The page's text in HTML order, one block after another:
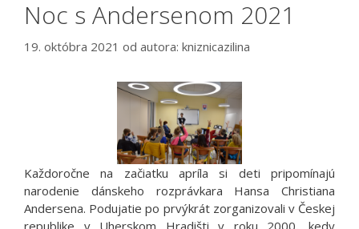
Noc s Andersenom 2021
19. októbra 2021 od autora: kniznicazilina
Každoročne na začiatku apríla si deti pripomínajú
narodenie dánskeho rozprávkara Hansa Christiana
Andersena. Podujatie po prvýkrát zorganizovali v Českej